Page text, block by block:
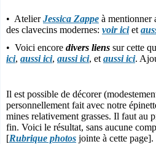
• AtelierJessica Zappe à mentionner
des clavecins modernes: voir iciet
• Voici encore divers liens sur cette
ici, aussi ici, aussi ici, et aussi ici.
Il est possible de décorer
personnellement fait avec notre
mines relativement grasses. Il faut au
fin. Voici le résultat, sans aucune
[Rubrique photos jointe à cette page].